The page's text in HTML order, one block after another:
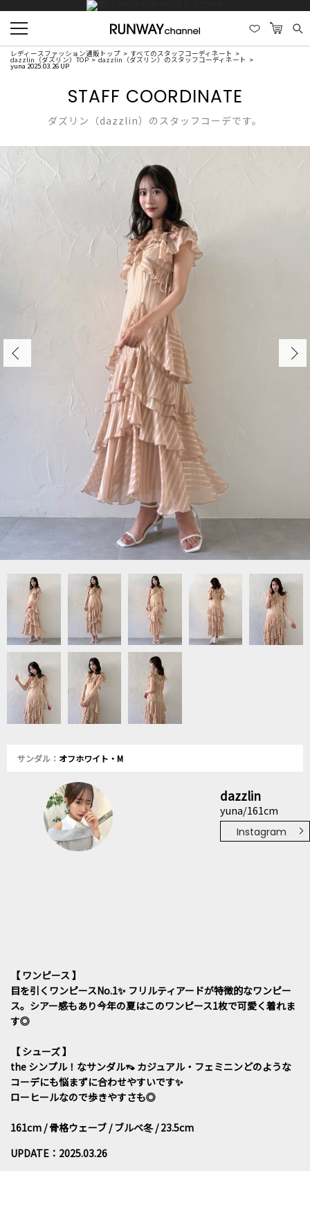
レディースファッション通販トップ すべてのスタッフコーディネート
dazzlin（ダズリン）TOP dazzlin（ダズリン）のスタッフコーディネート
yuna 2025.03.26 UP
STAFF COORDINATE
ダズリン（dazzlin）のスタッフコーデです。
サンダル： オフホワイト・M
dazzlin
yuna/161cm
Instagram
【 ワンピース 】
目を引くワンピースNo.1✨️ フリルティアードが特徴的なワンピー
ス。シアー感もあり今年の夏はこのワンピース1枚で可愛く着れま
す◎
【 シューズ 】
the シンプル！なサンダル👡 カジュアル・フェミニンどのような
コーデにも悩まずに合わせやすいです✨️
ローヒールなので歩きやすさも◎
161cm / 骨格ウェーブ / ブルベ冬 / 23.5cm
UPDATE：2025.03.26